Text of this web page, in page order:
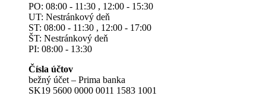
PO: 08:00 - 11:30 , 12:00 - 15:30
UT: Nestránkový deň
ST: 08:00 - 11:30 , 12:00 - 17:00
ŠT: Nestránkový deň
PI: 08:00 - 13:30
Čísla účtov
bežný účet – Prima banka
SK19 5600 0000 0011 1583 1001